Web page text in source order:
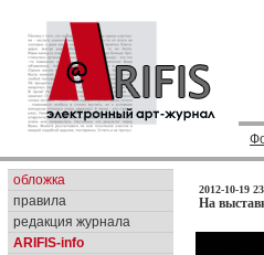
обложка
правила
редакция журнала
ARIFIS-info
2012-10-19
На